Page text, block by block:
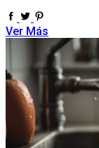
Ver Más